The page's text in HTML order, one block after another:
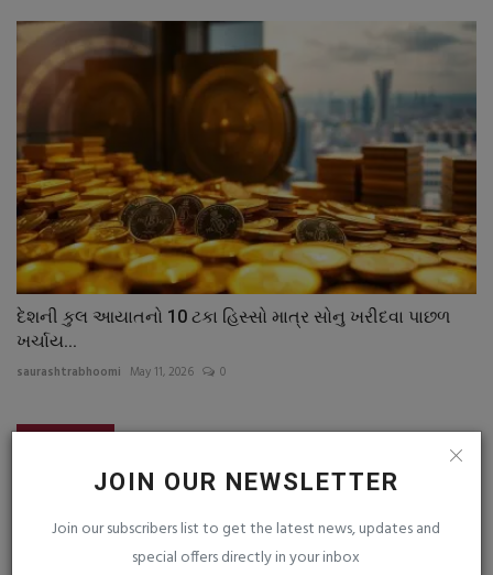
JOIN OUR NEWSLETTER
Join our subscribers list to get the latest news, updates and
special offers directly in your inbox
દેશની કુલ આયાતનો 10 ટકા હિસ્સો માત્ર સોનુ ખરીદવા પાછળ
ખર્ચાય...
saurashtrabhoomi May 11, 2026 0